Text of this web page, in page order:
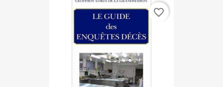
favorite_border